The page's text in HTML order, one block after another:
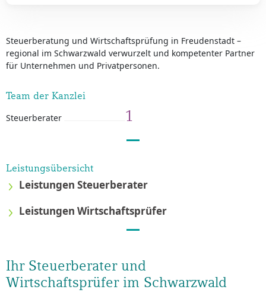
Steuerberatung und Wirtschaftsprüfung in Freudenstadt –
regional im Schwarzwald verwurzelt und kompetenter Partner
für Unternehmen und Privatpersonen.
Team der Kanzlei
Steuerberater 1
Leistungsübersicht
Leistungen Steuerberater
Leistungen Wirtschaftsprüfer
Ihr Steuerberater und
Wirtschaftsprüfer im Schwarzwald